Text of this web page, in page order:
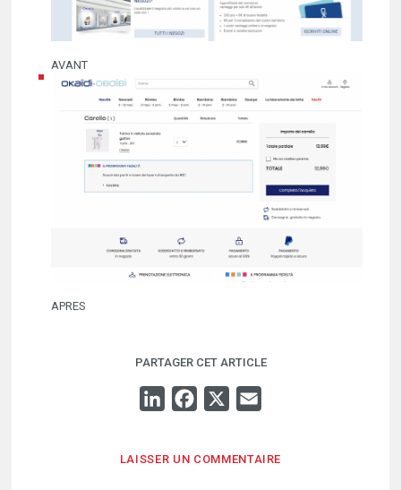
AVANT
APRES
PARTAGER CET ARTICLE
LINKEDINFACEBOOK
LAISSER UN COMMENTAIRE